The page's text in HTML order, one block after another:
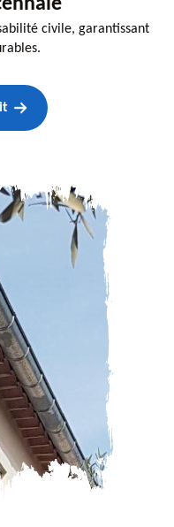
civile, garantissant